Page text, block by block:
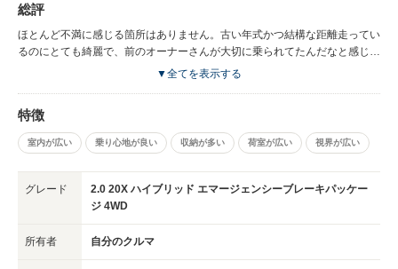
総評
ほとんど不満に感じる箇所はありません。古い年式かつ結構な距離走ってい
るのにとても綺麗で、前のオーナーさんが大切に乗られてたんだなと感じま
した。まだ買ったばかりなので、故障が少ないことを願っています。
▼全てを表示する
特徴
室内が広い 乗り心地が良い 収納が多い 荷室が広い 視界が広い
グレード
2.0 20X ハイブリッド エマージェンシーブレーキパッケー
ジ 4WD
所有者 自分のクルマ